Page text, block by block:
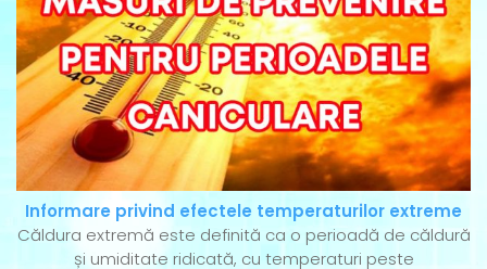
Informare privind efectele temperaturilor extreme
Căldura extremă este definită ca o perioadă de căldură
și umiditate ridicată, cu temperaturi peste